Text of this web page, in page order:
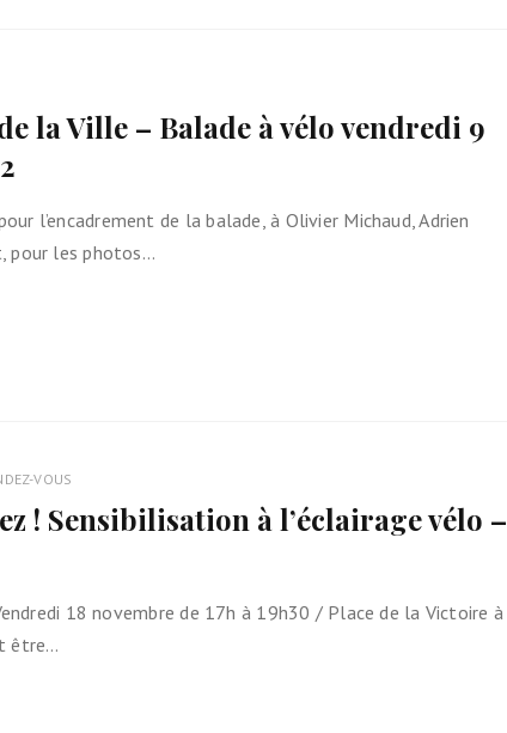
la Ville – Balade à vélo vendredi 9
l’encadrement de la balade, à Olivier Michaud, Adrien
pour les photos…
VOUS
! Sensibilisation à l’éclairage vélo –
18 novembre de 17h à 19h30 / Place de la Victoire à
être…